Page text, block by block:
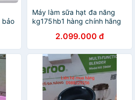
bảo
Máy làm sữa hạt đa năng
kg175hb1 hàng chính hãng
2.099.000 đ